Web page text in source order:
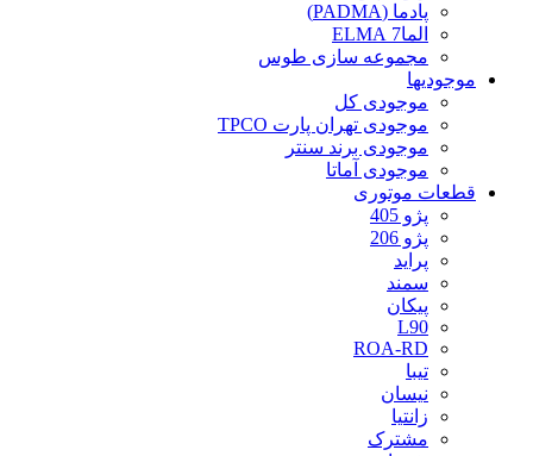
پادما (PADMA)
الما7 ELMA
مجموعه سازی طوس
موجودیها
موجودی کل
موجودی تهران پارت TPCO
موجودی برند سنتر
موجودی آماتا
قطعات موتوری
پژو 405
پژو 206
پراید
سمند
پیکان
L90
ROA-RD
تیبا
نیسان
زانتیا
مشترک